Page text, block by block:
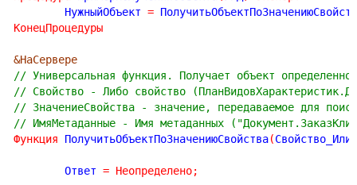
	НужныйОбъект
=
КонецПроцедуры
&НаСервере
// Универсальная функция. Получает объект
// Свойство - Либо свойство
// ЗначениеСвойства - значение, передаваемое для
// ИмяМетаданные - Имя метаданных
Функция ПолучитьОбъектПоЗначениюСвойства(
	Ответ
= Неопределено;